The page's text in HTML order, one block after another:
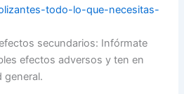
todo-lo-que-necesitas-
secundarios: Infórmate
efectos adversos y ten en
general.